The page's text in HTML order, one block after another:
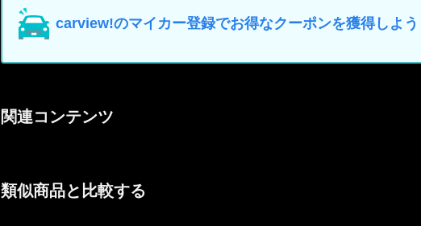
carview!のマイカー登録でお得なクーポンを獲得しよう
関連コンテンツ
類似商品と比較する